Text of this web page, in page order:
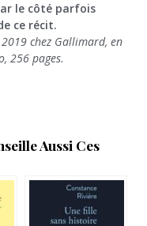
le côté parfois
ce récit.
chez Gallimard, en
256 pages.
Aussi Ces